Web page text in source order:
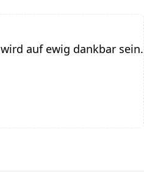
wird auf ewig dankbar sein.